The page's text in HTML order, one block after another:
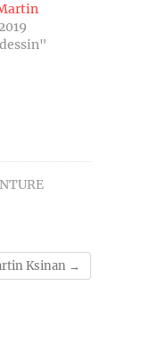
Ksinan →